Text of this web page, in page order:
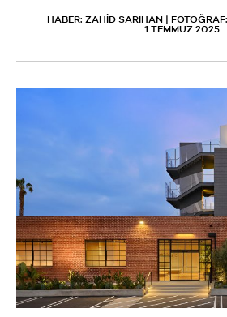
HABER: ZAHİD SARIHAN |
1 TEMMUZ 2025